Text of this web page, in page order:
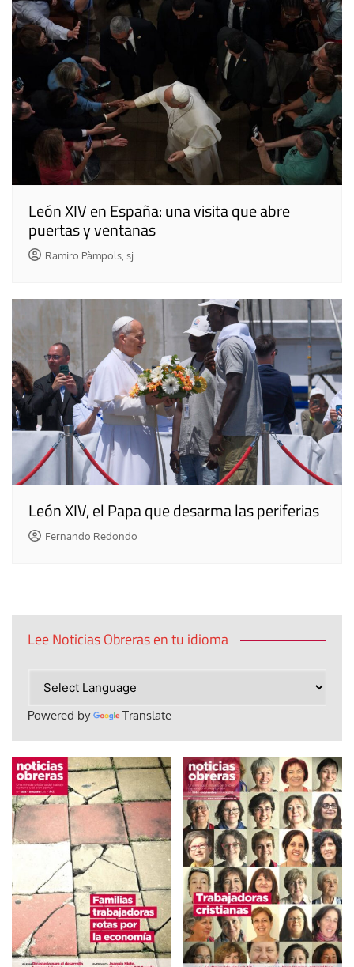
León XIV en España: una visita que abre
puertas y ventanas
Ramiro Pàmpols, sj
León XIV, el Papa que desarma las periferias
Fernando Redondo
Lee Noticias Obreras en tu idioma
Powered by Translate